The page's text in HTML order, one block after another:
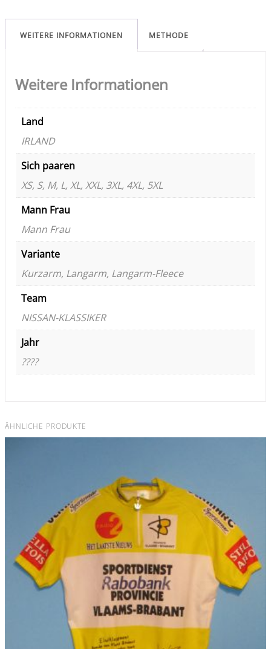
WEITERE INFORMATIONEN METHODE
Weitere Informationen
Land
IRLAND
Sich paaren
XS, S, M, L, XL, XXL, 3XL, 4XL, 5XL
Mann Frau
Mann Frau
Variante
Kurzarm, Langarm, Langarm-Fleece
Team
NISSAN-KLASSIKER
Jahr
????
ÄHNLICHE PRODUKTE